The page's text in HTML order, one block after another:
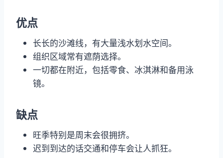
优点
长长的沙滩线，有大量浅水划水空间。
组织区域常有遮荫选择。
一切都在附近，包括零食、冰淇淋和备用泳
镜。
缺点
旺季特别是周末会很拥挤。
迟到到达的话交通和停车会让人抓狂。